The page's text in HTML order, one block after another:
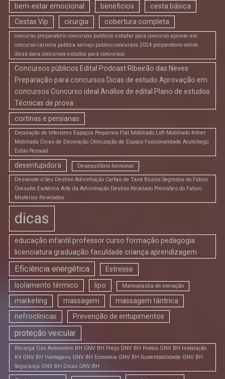
bem-estar emocional
beneficios
cesta básica
Cestas Vip
cirurgia cobertura completa
concurso preparatorio concursos publicos estudar para concurso aprovar em
concurso carreira publica serviço publico concursos 2024 preparatorio online
dicas para concursos estudos para concursos
Concursos públicos Edital Podcast Ribeirão das Neves
Preparação para concursos Dicas de estudo Aprovação em
concursos Concurso ideal Análise de edital Plano de estudos
Técnicas de prova
cortinas e persianas
Decoração de Interiores Espaços Pequenos Flat Mobiliado Loft Mobiliado Kitnet
Mobiliada Dicas de Decoração Otimização de Espaço Funcionalidade Aconchego
Estilo Pessoal
desentupidora Desequilíbrio hormonal
Desvende o Seu Destino Adivinhação Cartas de Tarot Búzios Segredos do Futuro
Consulta Esotérica Arte da Adivinhação Destino Revelado Previsões do Futuro
Mistérios Revelados
dicas
educação infantil professor curso formação pedagogia
licenciatura graduação faculdade criança aprendizagem
Eficiência energética
Estresse
Isolamento térmico
lipo Mamoplastia de elevação
marketing massagem
massagem tântrica
nefroclínicas
Prevenção de entupimentos
proteção veicular
Recarga Gás Automotivo BH GNV BH Preço GNV BH Postos GNV BH Instalação
Kit GNV BH Vantagens GNV BH Economia GNV BH Sustentabilidade GNV BH
Segurança GNV BH Dicas GNV BH